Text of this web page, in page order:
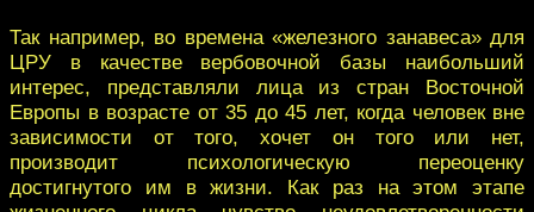
Так например, во времена «железного занавеса» для
ЦРУ в качестве вербовочной базы наибольший
интерес, представляли лица из стран Восточной
Европы в возрасте от 35 до 45 лет, когда человек вне
зависимости от того, хочет он того или нет,
производит психологическую переоценку
достигнутого им в жизни. Как раз на этом этапе